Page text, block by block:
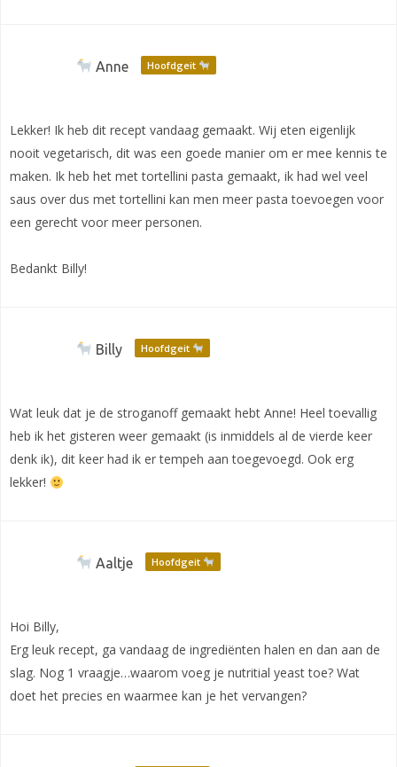
Anne Hoofdgeit
Lekker! Ik heb dit recept vandaag gemaakt. Wij eten eigenlijk
nooit vegetarisch, dit was een goede manier om er mee kennis te
maken. Ik heb het met tortellini pasta gemaakt, ik had wel veel
saus over dus met tortellini kan men meer pasta toevoegen voor
een gerecht voor meer personen.
Bedankt Billy!
Billy Hoofdgeit
Wat leuk dat je de stroganoff gemaakt hebt Anne! Heel toevallig
heb ik het gisteren weer gemaakt (is inmiddels al de vierde keer
denk ik), dit keer had ik er tempeh aan toegevoegd. Ook erg
lekker!
Aaltje Hoofdgeit
Hoi Billy,
Erg leuk recept, ga vandaag de ingrediënten halen en dan aan de
slag. Nog 1 vraagje…waarom voeg je nutritial yeast toe? Wat
doet het precies en waarmee kan je het vervangen?